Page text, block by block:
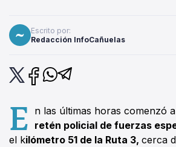
Escrito por:
Redacción InfoCañuelas
E n las últimas horas comenzó
retén policial de fuerzas
el kilómetro 51 de la Ruta 3, cerca